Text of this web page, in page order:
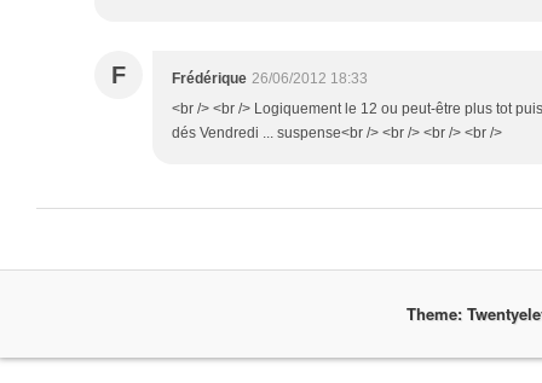
F Frédérique 26/06/2012 18:33
<br /> <br /> Logiquement le 12 ou peut-être plus tot
dés Vendredi ... suspense<br /> <br /> <br /> <br />
Theme: